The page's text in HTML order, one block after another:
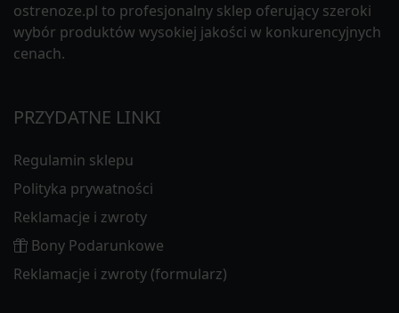
ostrenoze.pl to profesjonalny sklep oferujący szeroki
wybór produktów wysokiej jakości w konkurencyjnych
cenach.
PRZYDATNE LINKI
Regulamin sklepu
Polityka prywatności
Reklamacje i zwroty
Bony Podarunkowe
Reklamacje i zwroty (formularz)